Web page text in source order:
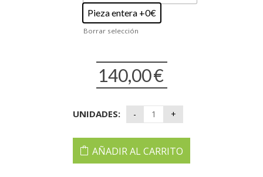
Pieza entera +0€
Borrar selección
140,00€
UNIDADES:
AÑADIR AL CARRITO